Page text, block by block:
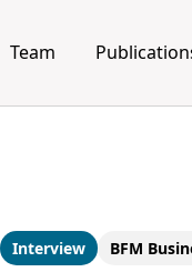
Team
Interview BFM